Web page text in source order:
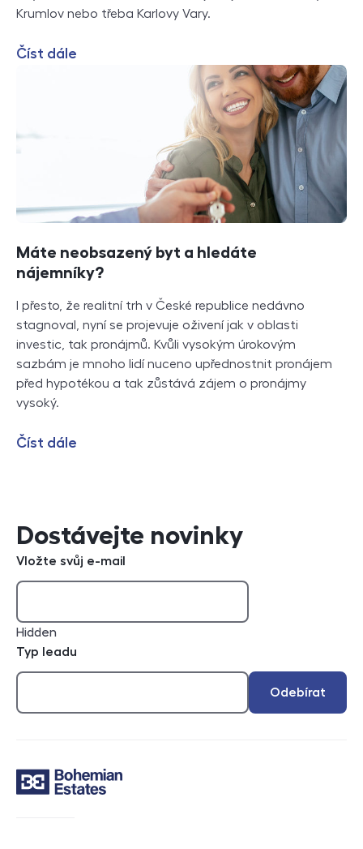
Krumlov nebo třeba Karlovy Vary.
Číst dále
Máte neobsazený byt a hledáte
nájemníky?
I přesto, že realitní trh v České republice nedávno
stagnoval, nyní se projevuje oživení jak v oblasti
investic, tak pronájmů. Kvůli vysokým úrokovým
sazbám je mnoho lidí nuceno upřednostnit pronájem
před hypotékou a tak zůstává zájem o pronájmy
vysoký.
Číst dále
Dostávejte novinky
Vložte svůj e-mail
Hidden
Typ leadu
Odebírat